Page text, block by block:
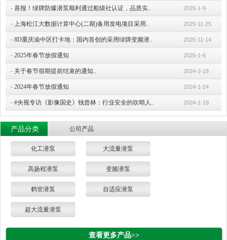
· 喜报！绿牌防爆潜泵顺利通过船级社认证，品质实.. 2026-1-9
· 上海松江大数据计算中心(二期)备用发电项目采用.. 2025-11-25
· 8D重庆渝中区打卡地：国内首创的采用绿牌变频潜.. 2025-11-14
· 2025年春节放假通知 2025-1-6
· 关于春节假期提前结束的通知.. 2024-2-18
· 2024年春节放假通知 2024-1-24
· #央视专访《影像国史》钱曾林：行业安全的吹哨人.. 2024-1-19
产品分类 公司产品
化工潜泵 大流量潜泵
高扬程潜泵 变频潜泵
鹤管潜泵 自适应潜泵
超大流量潜泵
查看更多产品>>